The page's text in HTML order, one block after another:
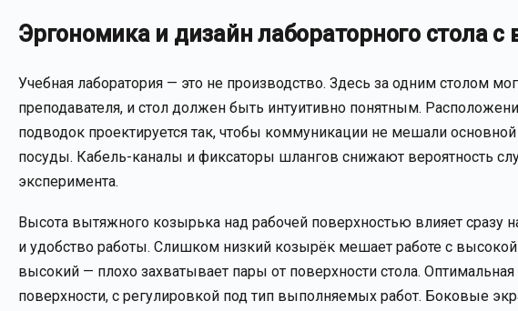
Эргономика и дизайн лабораторного стола
Учебная лаборатория — это не производство. Здесь за одним столом
преподавателя, и стол должен быть интуитивно понятным.
подводок проектируется так, чтобы коммуникации не мешали
посуды. Кабель-каналы и фиксаторы шлангов снижают вероятность
эксперимента.
Высота вытяжного козырька над рабочей поверхностью влияет сразу
и удобство работы. Слишком низкий козырёк мешает работе с
высокий — плохо захватывает пары от поверхности стола.
поверхности, с регулировкой под тип выполняемых работ. Боковые